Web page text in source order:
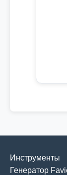
Инструменты
Генератор